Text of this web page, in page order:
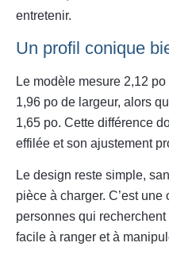
entretenir.
Un profil conique
Le modèle mesure 2,12
1,96 po de largeur, alors
1,65 po. Cette différence
effilée et son ajustement
Le design reste simple,
pièce à charger. C’est
personnes qui
facile à ranger et à